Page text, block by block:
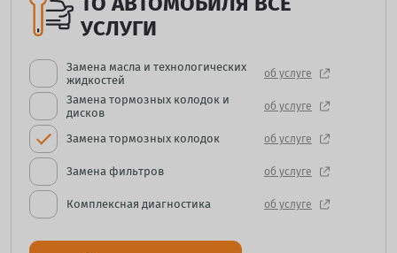
УСЛУГИ
Замена масла и технологических
жидкостей
об услуге
Замена тормозных колодок и
дисков
об услуге
Замена тормозных колодок об услуге
Замена фильтров об услуге
Комплексная диагностика об услуге